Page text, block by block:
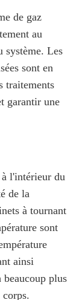
de gaz
au
système. Les
sont en
traitements
garantir une
l'intérieur du
de la
à tournant
sont
ainsi
plus